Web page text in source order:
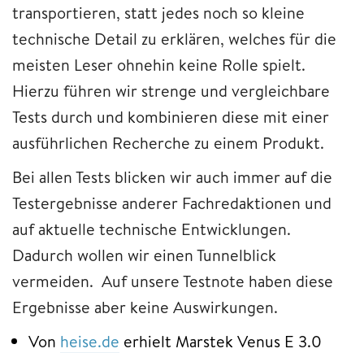
transportieren, statt jedes noch so kleine
technische Detail zu erklären, welches für die
meisten Leser ohnehin keine Rolle spielt.
Hierzu führen wir strenge und vergleichbare
Tests durch und kombinieren diese mit einer
ausführlichen Recherche zu einem Produkt.
Bei allen Tests blicken wir auch immer auf die
Testergebnisse anderer Fachredaktionen und
auf aktuelle technische Entwicklungen.
Dadurch wollen wir einen Tunnelblick
vermeiden. Auf unsere Testnote haben diese
Ergebnisse aber keine Auswirkungen.
Von heise.de erhielt Marstek Venus E 3.0